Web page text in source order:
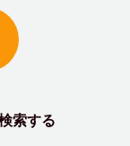
索する